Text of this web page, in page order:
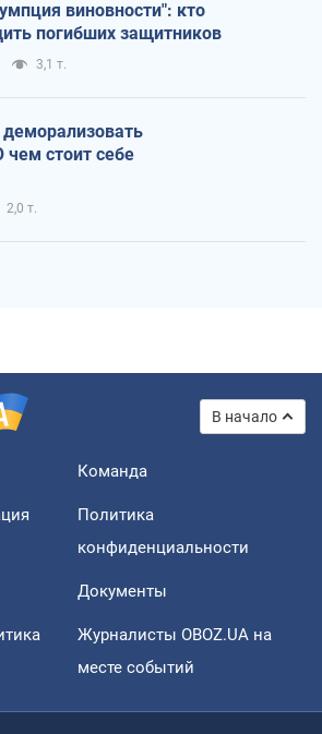
виновности": кто
погибших защитников
3,1 т.
деморализовать
чем стоит себе
2,0 т.
В начало
Команда
Политика
конфиденциальности
Документы
Журналисты OBOZ.UA на
месте событий